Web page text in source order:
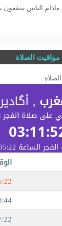
الناس ينتفعون
مواقيت الصلاة